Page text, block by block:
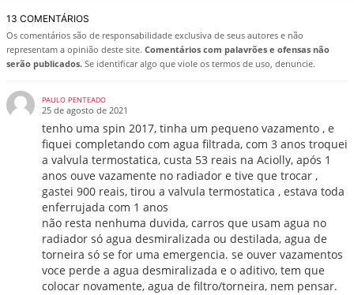
13 COMENTÁRIOS
Os comentários são de responsabilidade exclusiva de seus autores e não
representam a opinião deste site. Comentários com palavrões e ofensas não
serão publicados. Se identificar algo que viole os termos de uso, denuncie.
PAULO PENTEADO
25 de agosto de 2021
tenho uma spin 2017, tinha um pequeno vazamento , e
fiquei completando com agua filtrada, com 3 anos troquei
a valvula termostatica, custa 53 reais na Aciolly, após 1
anos ouve vazamente no radiador e tive que trocar ,
gastei 900 reais, tirou a valvula termostatica , estava toda
enferrujada com 1 anos
não resta nenhuma duvida, carros que usam agua no
radiador só agua desmiralizada ou destilada, agua de
torneira só se for uma emergencia. se ouver vazamentos
voce perde a agua desmiralizada e o aditivo, tem que
colocar novamente, agua de filtro/torneira, nem pensar.